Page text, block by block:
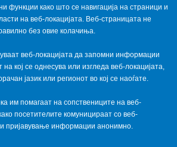
All Rights Reserved. Designed by
функции како што се навигација на страници и
на веб-локацијата. Веб-страницата не
без овие колачиња.
веб-локацијата да запомни информации
кој се однесува или изгледа веб-локацијата,
јазик или регионот во кој се наоѓате.
им помагаат на сопствениците на веб-
посетителите комуницираат со веб-
пријавување информации анонимно.